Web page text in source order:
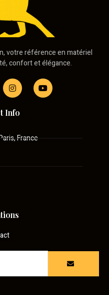
votre référence en matériel
confort et élégance.
Info
France